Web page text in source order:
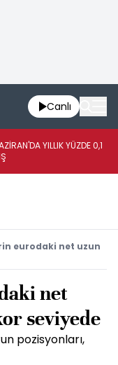
Canlı
YILLIK YÜZDE 0,1
eurodaki net uzun
net
seviyede
pozisyonları,